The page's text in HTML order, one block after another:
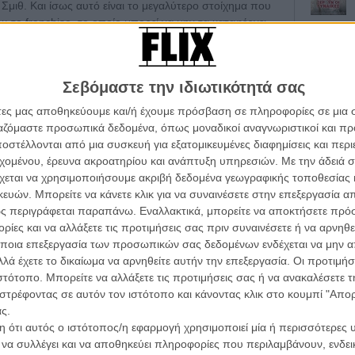
Σεβόμαστε την ιδιωτικότητά σας
μας αποθηκεύουμε και/ή έχουμε πρόσβαση σε πληροφορίες σε
προσωπικά δεδομένα, όπως μοναδικοί αναγνωριστικοί και
από μια συσκευή για εξατομικευμένες διαφημίσεις και
έρευνα ακροατηρίου και ανάπτυξη υπηρεσιών. Με την άδειά
να χρησιμοποιήσουμε ακριβή δεδομένα γεωγραφικής τοποθεσίας
Μπορείτε να κάνετε κλικ για να συναινέσετε στην επεξεργασία
περιγράφεται παραπάνω. Εναλλακτικά, μπορείτε να αποκτήσετε
και να αλλάξετε τις προτιμήσεις σας πριν συναινέσετε ή να
επεξεργασία των προσωπικών σας δεδομένων ενδέχεται να μην
έχετε το δικαίωμα να αρνηθείτε αυτήν την επεξεργασία. Οι
Μπορείτε να αλλάξετε τις προτιμήσεις σας ή να ανακαλέσετε
σε αυτόν τον ιστότοπο και κάνοντας κλικ στο κουμπί
αυτός ο ιστότοπος/η εφαρμογή χρησιμοποιεί μία ή περισσότερες
συλλέγει και να αποθηκεύει πληροφορίες που περιλαμβάνουν,
Και ίσως αυτό είναι το μεγαλύτερο στοίχημα που
το franchise, το οποίο μπορεί να μην τα καταφέρνει
ένα σωστό βήμα μπροστά.
επιστρέφουν για άλλη μια καταιγιστική και ξέφρενα
ανατροπή: οι ρόλοι αλλάζουν και οι καλύτεροι
θέμα στο οποίο κινείται η ταινία θα ήταν η
Μέσα σε αυτό το κλίμα, οι Βέλγοι σκηνοθέτες Αντίλ
βέβαια, μέσα στην αμφιλεγόμενη διαμάχη με την
στην καρέκλα του σκηνοθέτη για να τα
με μια πιο «Fast & Furious» λογική (κάτι που
της ταινίας), επηρεάζονται από άλλες ταινίες
δώσουν στις σκηνές τους ζωή, με την κάμερά τους
σε ένα τριπαρισμένο ταξίδι που μας πηγαίνει από
πρώτου προσώπου. Ακόμα και στις μεγάλες
μεγαλύτερη αυτοπεποίθηση από ό,τι στην
μέσα στο αεροπλάνο που πέφτει), συνεχίζοντας να
Οι
Μπέλα
Μια Θέση
A Place
Τζορτζ
Οδύσσεια
The
Ψηλά
Ο